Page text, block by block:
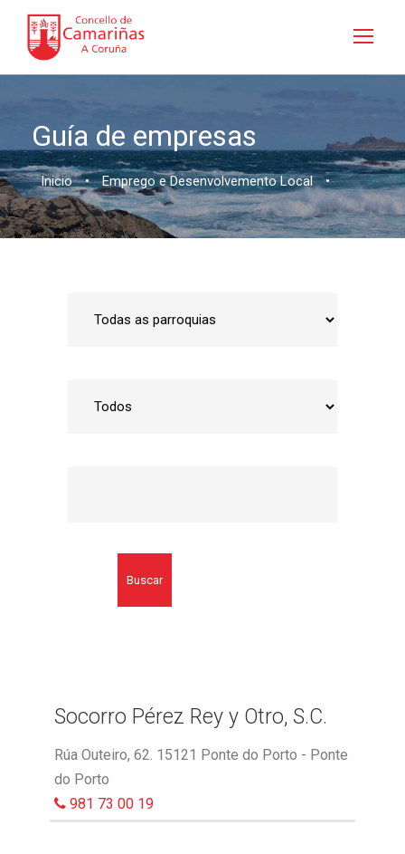
Guía de empresas
Inicio • Emprego e Desenvolvemento Local •
Buscar
Socorro Pérez Rey y Otro, S.C.
Rúa Outeiro, 62. 15121 Ponte do Porto - Ponte
do Porto
981 73 00 19